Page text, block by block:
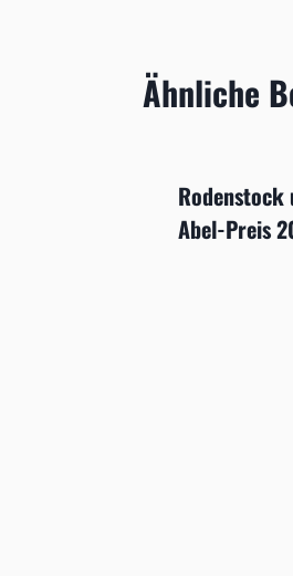
Ähnliche
Rodenstock
Abel-Preis